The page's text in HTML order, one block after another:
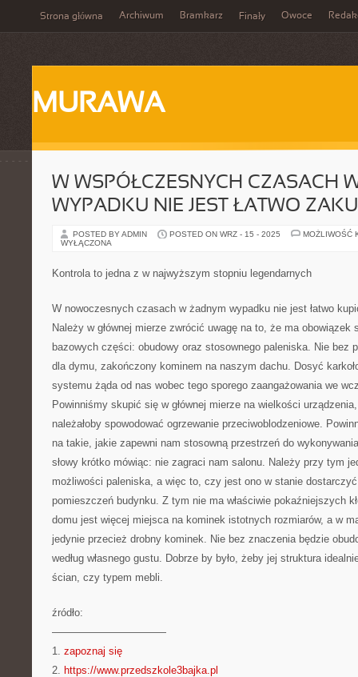
Strona główna Archiwum Bramkarz Finały Owoce
MURAWA
W WSPÓŁCZESNYCH CZASACH
WYPADKU NIE JEST ŁATWO
POSTED BY ADMIN POSTED ON WRZ - 15 - 2025
MOŻLIWOŚĆ
WYŁĄCZONA
Kontrola to jedna z w najwyższym stopniu legendarnych
W nowoczesnych czasach w żadnym wypadku nie jest łatwo
Należy w głównej mierze zwrócić uwagę na to, że ma obowiązek
bazowych części: obudowy oraz stosownego paleniska. Nie bez
dla dymu, zakończony kominem na naszym dachu. Dosyć
systemu żąda od nas wobec tego sporego zaangażowania we
Powinniśmy skupić się w głównej mierze na wielkości
należałoby spowodować ogrzewanie przeciwoblodzeniowe.
na takie, jakie zapewni nam stosowną przestrzeń do
słowy krótko mówiąc: nie zagraci nam salonu. Należy przy tym
możliwości paleniska, a więc to, czy jest ono w stanie
pomieszczeń budynku. Z tym nie ma właściwie pokaźniejszych
domu jest więcej miejsca na kominek istotnych rozmiarów, a w
jedynie przecież drobny kominek. Nie bez znaczenia będzie
według własnego gustu. Dobrze by było, żeby jej struktura
ścian, czy typem mebli.
źródło:
———————————
1. zapoznaj się
2. https://www.przedszkole3bajka.pl